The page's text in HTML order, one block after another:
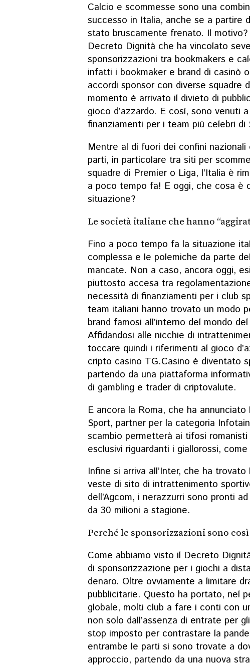
Calcio e scommesse sono una
successo in Italia, anche se a partire
stato bruscamente frenato. Il motivo?
Decreto Dignità che ha vincolato
sponsorizzazioni tra bookmakers e
infatti i bookmaker e brand di casinò
accordi sponsor con diverse squadre
momento è arrivato il divieto di
gioco d’azzardo. E così, sono venuti
finanziamenti per i team più celebri di
Mentre al di fuori dei confini
parti, in particolare tra siti per
squadre di Premier o Liga, l’Italia è
a poco tempo fa! E oggi, che cosa è
situazione?
Le società italiane che hanno
Fino a poco tempo fa la situazione
complessa e le polemiche da parte
mancate. Non a caso, ancora oggi,
piuttosto accesa tra
necessità di finanziamenti per i club
team italiani hanno trovato un modo
brand famosi all’interno del mondo
Affidandosi alle nicchie di
toccare quindi i riferimenti al gioco
cripto casino TG.Casino è diventato
partendo da una piattaforma
di gambling e trader di criptovalute.
E ancora la Roma, che ha annunciato
Sport, partner per la categoria
scambio permetterà ai tifosi
esclusivi riguardanti i giallorossi,
Infine si arriva all’Inter, che ha
veste di sito di intrattenimento
dell’Agcom, i nerazzurri sono pronti
da 30 milioni a stagione.
Perché le sponsorizzazioni sono
Come abbiamo visto il Decreto
di sponsorizzazione per i giochi a
denaro. Oltre ovviamente a limitare
pubblicitarie. Questo ha portato, nel
globale, molti club a fare i conti con
non solo dall’assenza di entrate per
stop imposto per contrastare la
entrambe le parti si sono trovate a
approccio, partendo da una nuova